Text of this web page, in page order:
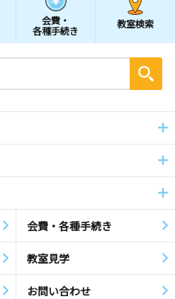
会費・
各種手続き
教室検索
会費・各種手続き
教室見学
お問い合わせ